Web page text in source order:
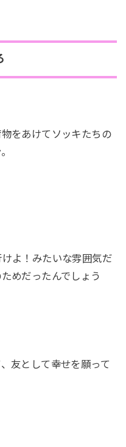
をあけてソッキたちの
よ！みたいな雰囲気だ
めだったんでしょう
友として幸せを願って